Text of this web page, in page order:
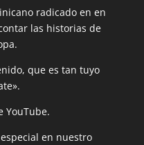
radicado en en
las historias de
que es tan tuyo
YouTube.
en nuestro